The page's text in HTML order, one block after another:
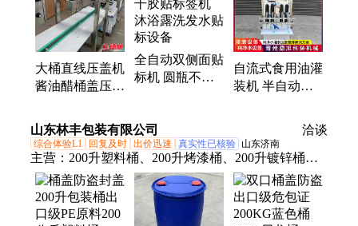
机、灌装流水线、圆盖旋盖机、灌装生产线、蜘蛛吹
干机、用油生产线、润滑油灌装线、玻璃瓶清洗机、
口服液封盖机、叶面肥灌装设、全自动搓盖机、塑料
瓶清洗机、玻璃瓶洗瓶机、回转式冲瓶机
大桶直线压盖机
酱油醋桶盖压盖
不伤瓶盖 不锈
钢
全自动双侧面贴
标机 圆瓶不干
设备
自流式食用油灌
装机 半自动灌
灌装生产线 自
动定位
山东林丰包装有限公司 洽谈
综合体验L1 回复及时 出价迅速 真实性已核验 山东济南
主营： 200升塑料桶、200升烤漆桶、200升镀锌桶、
1000升吨桶、25升塑料桶、50升塑料桶、125升开口
塑料桶、160升开口塑料桶、200升开口塑料桶、200
升环氧内涂桶、200升PVF内涂桶、200升EPR内涂